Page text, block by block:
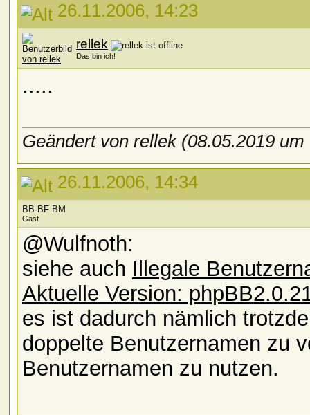
26.11.2006, 14:23
rellek
Das bin ich!
.....
Geändert von rellek (08.05.2019 um
26.11.2006, 14:34
BB-BF-BM
Gast
@Wulfnoth:
siehe auch Illegale
Aktuelle Version:
es ist dadurch nämlich
doppelte Benutzernamen zu
Benutzernamen zu nutzen.